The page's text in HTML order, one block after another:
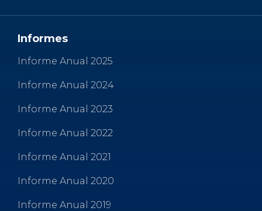
o
k
p r
Informes
Informe Anual 2025
Informe Anual 2024
Informe Anual 2023
Informe Anual 2022
Informe Anual 2021
Informe Anual 2020
Informe Anual 2019